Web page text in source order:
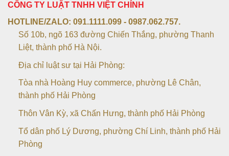
CÔNG TY LUẬT TNHH VIỆT CHÍNH
HOTLINE/ZALO: 091.1111.099 - 0987.062.757.
Số 10b, ngõ 163 đường Chiến Thắng, phường Thanh
Liệt, thành phố Hà Nội.
Địa chỉ luật sư tại Hải Phòng:
Tòa nhà Hoàng Huy commerce, phường Lê Chân,
thành phố Hải Phòng
Thôn Vân Kỳ, xã Chấn Hưng, thành phố Hải Phòng
Tổ dân phố Lý Dương, phường Chí Linh, thành phố Hải
Phòng